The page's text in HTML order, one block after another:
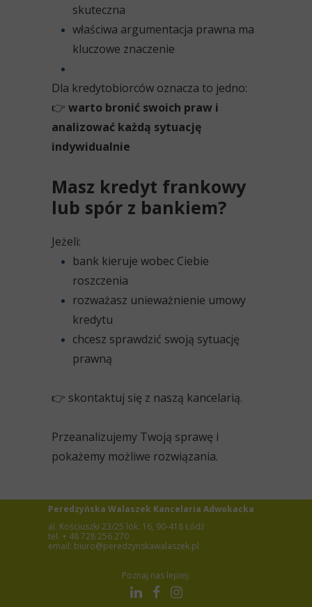
skuteczna
właściwa argumentacja prawna ma
kluczowe znaczenie
Dla kredytobiorców oznacza to jedno:
👉 warto bronić swoich praw i
analizować każdą sytuację
indywidualnie
Masz kredyt frankowy
lub spór z bankiem?
Jeżeli:
bank kieruje wobec Ciebie
roszczenia
rozważasz unieważnienie umowy
kredytu
chcesz sprawdzić swoją sytuację
prawną
👉 skontaktuj się z naszą kancelarią.
Przeanalizujemy Twoją sprawę i
pokażemy możliwe rozwiązania.
Peredzyńska Walaszek Kancelaria Adwokacka
al. Kościuszki 23/25 lok. 16, 90-418 Łódź
tel. + 48 728 256 270
email: biuro@peredzynskawalaszek.pl
Poznaj nas lepiej: